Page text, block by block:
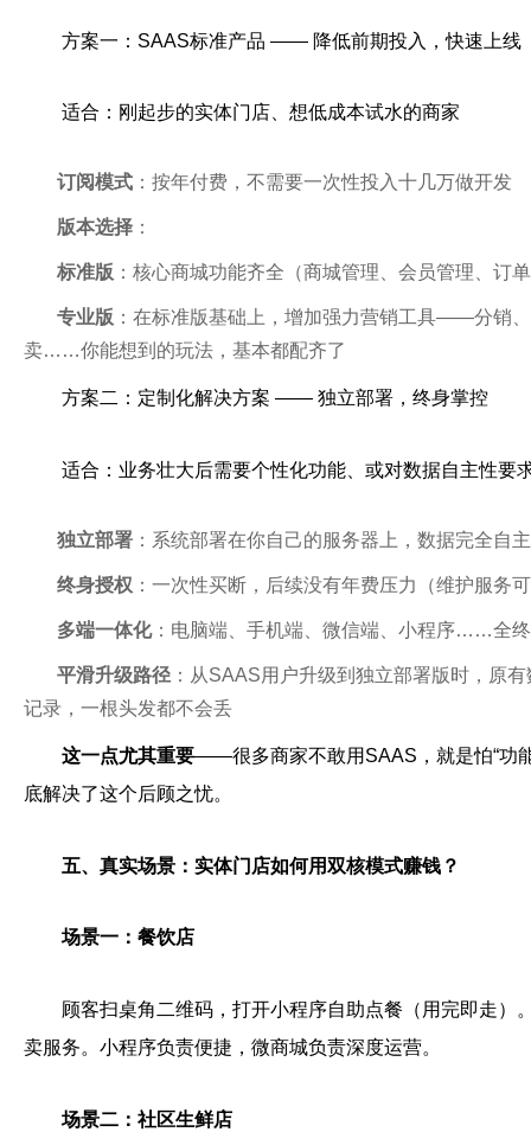
方案一：SAAS标准产品 —— 降低前期投入，快速上线
适合：刚起步的实体门店、想低成本试水的商家
订阅模式 ：按年付费，不需要一次性投入十几万做开发
版本选择 ：
标准版 ：核心商城功能齐全（商城管理、会员管理、订
专业版 ：在标准版基础上，增加强力营销工具——分销
卖……你能想到的玩法，基本都配齐了
方案二：定制化解决方案 —— 独立部署，终身掌控
适合：业务壮大后需要个性化功能、或对数据自主性要
独立部署 ：系统部署在你自己的服务器上，数据完全自
终身授权 ：一次性买断，后续没有年费压力（维护服务
多端一体化：电脑端、手机端、微信端、小程序……全
平滑升级路径 ：从SAAS用户升级到独立部署版时，原
记录，一根头发都不会丢
这一点尤其重要——很多商家不敢用SAAS，就是怕“功
底解决了这个后顾之忧。
五、真实场景：实体门店如何用双核模式赚钱？
场景一：餐饮店
顾客扫桌角二维码，打开小程序自助点餐（用完即走
卖服务。小程序负责便捷，微商城负责深度运营。
场景二：社区生鲜店